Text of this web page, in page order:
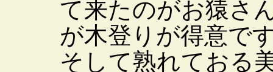
て来たのがお猿さ
が木登りが得意
そして熟れておる